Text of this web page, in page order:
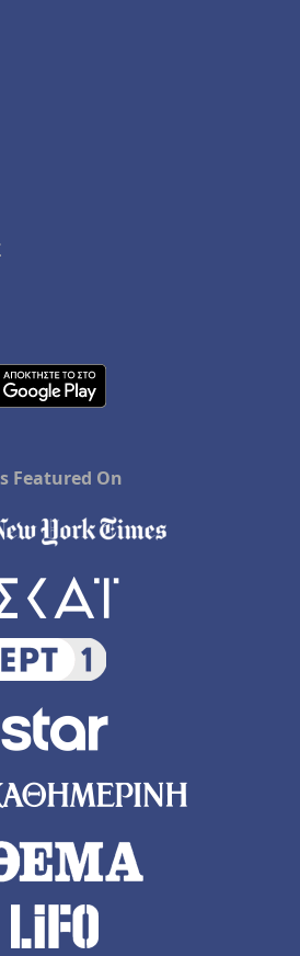
Ωραία Ελένη
Αλεποχώρι
Featured On